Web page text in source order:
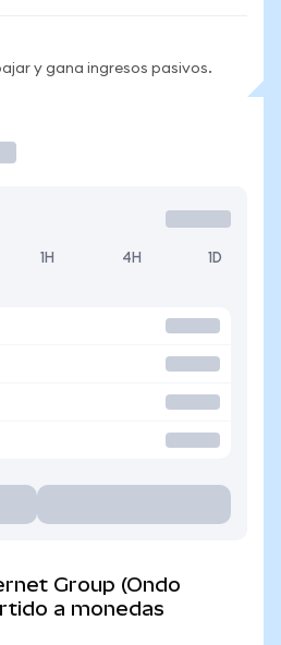
y gana ingresos pasivos.
1H 4H 1D
Group (Ondo
a monedas